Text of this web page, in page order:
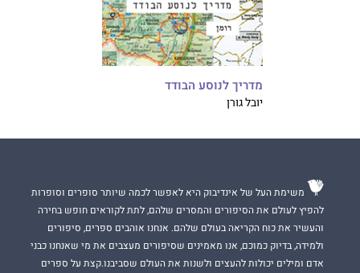
מדריך לנוסע הבודד
יובל גורן
משימת העל של אינדיבוק היא לאפשר לכמה שיותר סופרים וסופרות
להפיץ לעולם את הסיפורים והמסרים שלהם, לתת לקוראים חופש בחירה
והעשיר את כוח הקריאה בעולם שלהם. אנחנו אוהבים ספרים, סיפורים
ולמידה, בדיוק כמוכם, אנו מאמינים שסיפורים מעצבים את מי שאנחנו כבני
אדם ומילים יכולות להעצים ולשנות את העולם שסביבנו.קצת על ספרים